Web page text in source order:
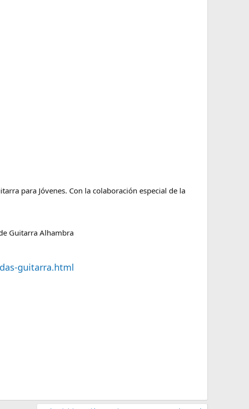
para Jóvenes. Con la colaboración especial de la
Guitarra Alhambra
guitarra.html